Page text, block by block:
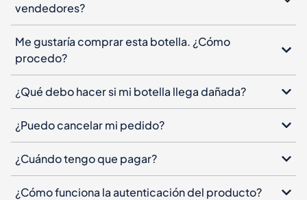
vendedores?
Me gustaría comprar esta botella. ¿Cómo
procedo?
¿Qué debo hacer si mi botella llega dañada?
¿Puedo cancelar mi pedido?
¿Cuándo tengo que pagar?
¿Cómo funciona la autenticación del producto?